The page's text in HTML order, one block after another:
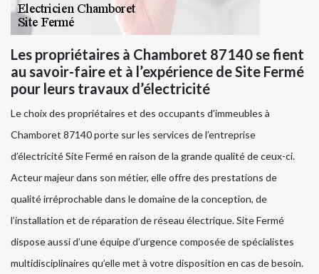
Les propriétaires à Chamboret 87140 se fient
au savoir-faire et à l’expérience de Site Fermé
pour leurs travaux d’électricité
Le choix des propriétaires et des occupants d’immeubles à
Chamboret 87140 porte sur les services de l’entreprise
d’électricité Site Fermé en raison de la grande qualité de ceux-ci.
Acteur majeur dans son métier, elle offre des prestations de
qualité irréprochable dans le domaine de la conception, de
l’installation et de réparation de réseau électrique. Site Fermé
dispose aussi d’une équipe d’urgence composée de spécialistes
multidisciplinaires qu’elle met à votre disposition en cas de besoin.